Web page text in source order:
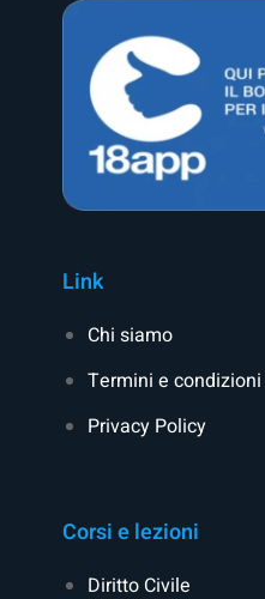
Link
Chi siamo
Termini e condizioni
Privacy Policy
Corsi e lezioni
Diritto Civile